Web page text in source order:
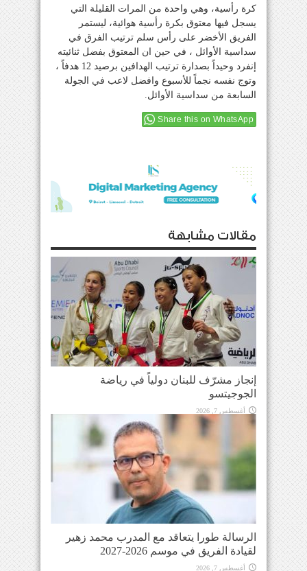
كرة رأسية، وهي واحدة من المرات القليلة التي
يسجل فيها معتوق بكرة رأسية هوائية، ليستمر
الفريق الأخضر على رأس سلم ترتيب الفرق في
سداسية الأوائل ، في حين ان المعتوق بفضل ثنائيته
إنفرد وحيداً بصدارة ترتيب الهدافين برصيد 12 هدفاً ،
وتوج نفسه نجماً للأسبوع وافضل لاعب في الجولة
السابعة من سداسية الأوائل.
Share this on WhatsApp
مقالات مشابهة
إنجاز مشرّف للبنان دولياً في رياضة
الجوجيتسو
أغسطس 7, 2026
الرسالة طورا يتعاقد مع المدرب محمد زهير
لقيادة الفريق في موسم 2026-2027
أغسطس 7, 2026